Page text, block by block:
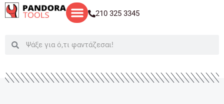
Μετάβαση
στο
210 325 3345
SearchSearch